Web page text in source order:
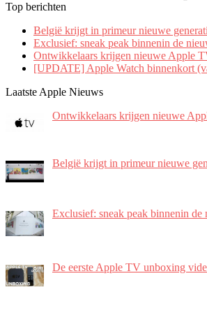
Top berichten
België krijgt in primeur nieuwe
Exclusief: sneak peak binnenin de
Ontwikkelaars krijgen nieuwe Apple
[UPDATE] Apple Watch binnenkort
Laatste Apple Nieuws
Ontwikkelaars krijgen nieuwe
België krijgt in primeur nieuwe
Exclusief: sneak peak binnenin de
De eerste Apple TV unboxing